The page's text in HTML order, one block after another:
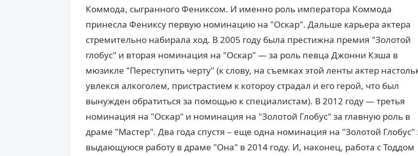
Коммода, сыгранного Фениксом. И именно роль императора Коммода
принесла Фениксу первую номинацию на "Оскар". Дальше карьера актера
стремительно набирала ход. В 2005 году была престижна премия "Золотой
глобус" и вторая номинация на "Оскар" — за роль певца Джонни Кэша в
мюзикле "Переступить черту" (к слову, на съемках этой ленты актер
увлекся алкоголем, пристрастием к котороу страдал и его герой, что был
вынужден обратиться за помощью к специалистам). В 2012 году — третья
номинация на "Оскар" и номинация на "Золотой Глобус" за главную роль в
драме "Мастер". Два года спустя – еще одна номинация на "Золотой Глобус"
выдающуюся работу в драме "Она" в 2014 году. И, наконец, работа с Тоддом